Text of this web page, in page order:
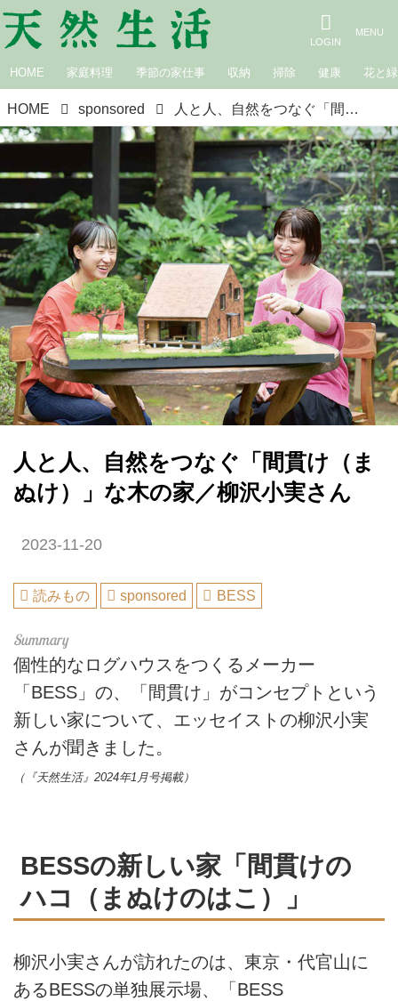
HOME 家庭料理 季節の家仕事 収納 掃除 健康 花と緑
HOME sponsored 人と人、自然をつなぐ「間貫け（まぬけ）」な木の家／柳沢小実さん
人と人、自然をつなぐ「間貫け（ま
ぬけ）」な木の家／柳沢小実さん
2023-11-20
読みもの sponsored BESS
個性的なログハウスをつくるメーカー
「BESS」の、「間貫け」がコンセプトという
新しい家について、エッセイストの柳沢小実
さんが聞きました。
（『天然生活』2024年1月号掲載）
BESSの新しい家「間貫けの
ハコ（まぬけのはこ）」
柳沢小実さんが訪れたのは、東京・代官山に
あるBESSの単独展示場、「BESS